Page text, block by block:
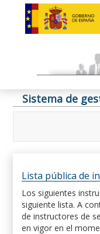
Sistema de
Lista pública de
Los siguientes
siguiente lista. A
de instructores de
en vigor en el